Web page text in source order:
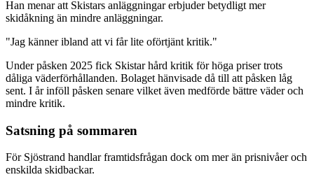
Han menar att Skistars anläggningar erbjuder betydligt mer
skidåkning än mindre anläggningar.
"Jag känner ibland att vi får lite oförtjänt kritik."
Under påsken 2025 fick Skistar hård kritik för höga priser trots
dåliga väderförhållanden. Bolaget hänvisade då till att påsken låg
sent. I år inföll påsken senare vilket även medförde bättre väder och
mindre kritik.
Satsning på sommaren
För Sjöstrand handlar framtidsfrågan dock om mer än prisnivåer och
enskilda skidbackar.